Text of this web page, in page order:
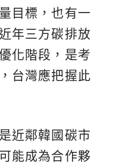
目標，也有一
年三方碳排放
化階段，是考
台灣應把握此
近鄰韓國碳市
能成為合作夥